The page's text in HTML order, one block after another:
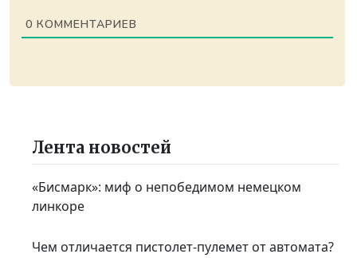
0 КОММЕНТАРИЕВ
Лента новостей
«Бисмарк»: миф о непобедимом немецком
линкоре
Чем отличается пистолет-пулемет от автомата?